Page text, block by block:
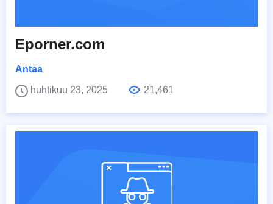
Eporner.com
Antaa
huhtikuu 23, 2025
21,461